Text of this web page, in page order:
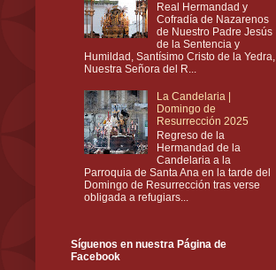
Real Hermandad y
Cofradía de Nazarenos
de Nuestro Padre Jesús
de la Sentencia y
Humildad, Santísimo Cristo de la Yedra,
Nuestra Señora del R...
La Candelaria |
Domingo de
Resurrección 2025
Regreso de la
Hermandad de la
Candelaria a la
Parroquia de Santa Ana en la tarde del
Domingo de Resurrección tras verse
obligada a refugiars...
Síguenos en nuestra Página de
Facebook